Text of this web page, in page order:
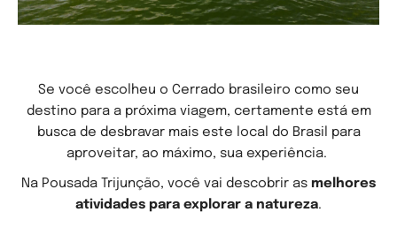
Se você escolheu o Cerrado brasileiro como seu
destino para a próxima viagem, certamente está em
busca de desbravar mais este local do Brasil para
aproveitar, ao máximo, sua experiência.
Na Pousada Trijunção, você vai descobrir as melhores
atividades para explorar a natureza.